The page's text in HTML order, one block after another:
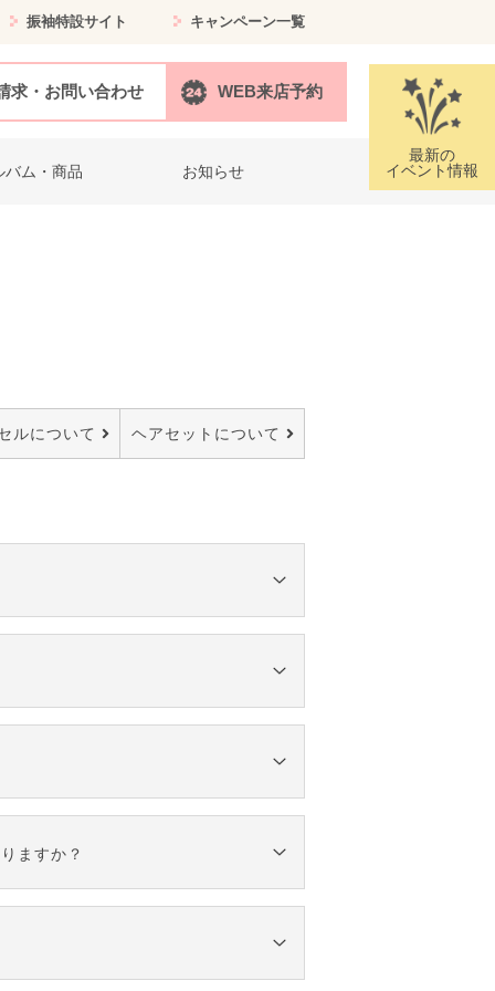
振袖特設サイト キャンペーン一覧
求・お問い合わせ WEB来店予約
最新の
イベント情報
バム・商品 お知らせ
ルについて ヘアセットについて
削除させていただきますので、あ
して下さい。
ますか？